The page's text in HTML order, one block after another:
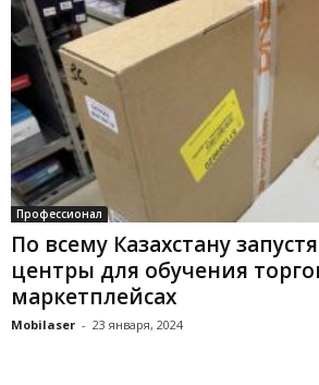
Профессионал
По всему Казахстану
центры для обучения
маркетплейсах
Mobilaser - 23 января, 2024